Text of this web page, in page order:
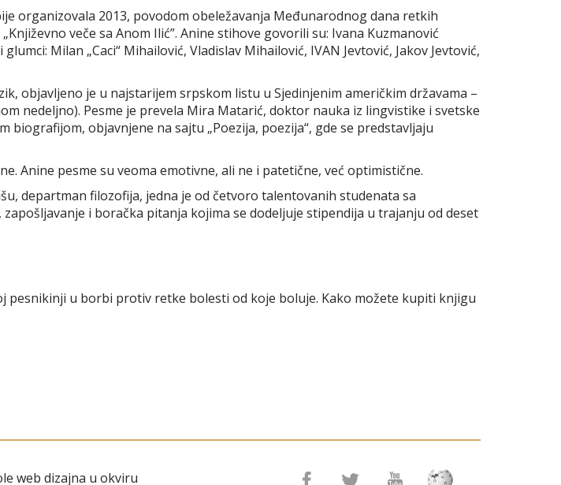
organizovala 2013, povodom obeležavanja Međunarodnog dana retkih
veče sa Anom Ilić”. Anine stihove govorili su: Ivana Kuzmanović
Milan „Caci“ Mihailović, Vladislav Mihailović, IVAN Jevtović, Jakov Jevtović,
objavljeno je u najstarijem srpskom listu u Sjedinjenim američkim državama –
nedeljno). Pesme je prevela Mira Matarić, doktor nauka iz lingvistike i svetske
objavnjene na sajtu „Poezija, poezija“, gde se predstavljaju
Anine pesme su veoma emotivne, ali ne i patetične, već optimistične.
departman filozofija, jedna je od četvoro talentovanih studenata sa
i boračka pitanja kojima se dodeljuje stipendija u trajanju od deset
pesnikinji u borbi protiv retke bolesti od koje boluje. Kako možete kupiti knjigu
web dizajna u okviru